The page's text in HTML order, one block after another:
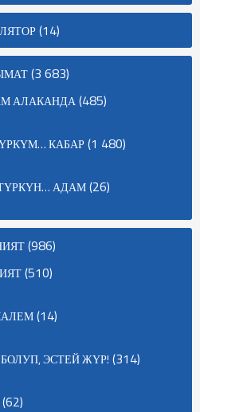
(14)
(3 683)
АЛАКАНДА(485)
КАБАР(1 480)
АДАМ(26)
(986)
(510)
(14)
ЭСТЕЙ ЖҮР! (314)
(62)